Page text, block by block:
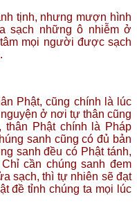
tịnh, nhưng mượn hình
sạch những ô nhiễm ở
mọi người được sạch
Phật, cũng chính là lúc
ở nơi tự thân cũng
Phật chính là Pháp
sanh cũng có đủ bản
sanh đều có Phật tánh,
cần chúng sanh đem
sạch, thì tự nhiên sẽ đạt
đề tỉnh chúng ta mọi lúc